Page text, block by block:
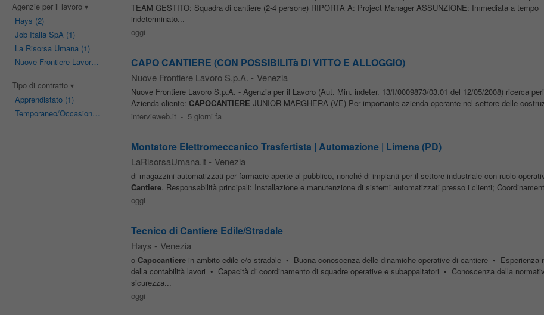
Agenzie per il lavoro
Hays (2)
Job Italia SpA(1)
La Risorsa Umana(1)
Nuove Frontiere Lavoro(1)
Tipo di contratto
Apprendistato(1)
Temporaneo/Occasionale
TEAM GESTITO: Squadra di cantiere (2-4 persone) RIPORTA A: Project Manager ASSUNZIONE: Immediata a tempo
indeterminato...
oggi
CAPO CANTIERE (CON POSSIBILITà DI VITTO E ALLOGGIO)
Nuove Frontiere Lavoro S.p.A. - Venezia
Nuove Frontiere Lavoro S.p.A. - Agenzia per il Lavoro (Aut. Min. indeter. 13/I/0009873/03.01 del 12/05/2008) ricerca
Azienda cliente: CAPOCANTIERE JUNIOR MARGHERA (VE) Per importante azienda operante nel settore delle
intervieweb.it - 5 giorni fa
Montatore Elettromeccanico Trasfertista | Automazione | Limena (PD)
LaRisorsaUmana.it - Venezia
di magazzini automatizzati per farmacie aperte al pubblico, nonché di impianti per il settore industriale con ruolo
Cantiere. Responsabilità principali: Installazione e manutenzione di sistemi automatizzati presso i clienti;
oggi
Tecnico di Cantiere Edile/Stradale
Hays - Venezia
o Capocantierein ambito edile e/o stradale • Buona conoscenza delle dinamiche operative di cantiere • Esperienza
della contabilità lavori • Capacità di coordinamento di squadre operative e subappaltatori • Conoscenza della
sicurezza...
oggi